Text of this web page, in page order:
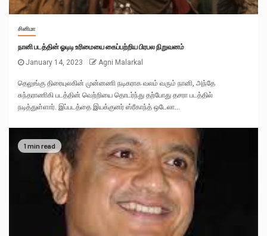
சினிமா
நானி படத்தின் ஓடிடி உரிமையை கைப்பற்றிய பிரபல நிறுவனம்
January 14, 2023
Agni Malarkal
தெலுங்கு திரையுலகின் முன்னணி நடிகராக வலம் வரும் நானி, அந்தே
சுந்தராணிகி படத்தின் வெற்றியை தொடர்ந்து தற்போது தசரா படத்தில்
நடித்துள்ளார். இப்படத்தை இயக்குனர் ஸ்ரீகாந்த் ஒடேலா...
1 min read